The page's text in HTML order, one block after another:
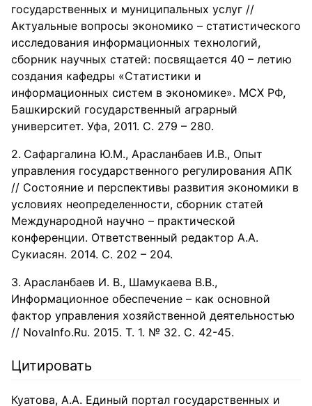
государственных и муниципальных услуг //
Актуальные вопросы экономико – статистического
исследования информационных технологий,
сборник научных статей: посвящается 40 – летию
создания кафедры «Статистики и
информационных систем в экономике». МСХ РФ,
Башкирский государственный аграрный
университет. Уфа, 2011. С. 279 – 280.
Сафаргалина Ю.М., Арасланбаев И.В., Опыт
управления государственного регулирования АПК
// Состояние и перспективы развития экономики в
условиях неопределенности, сборник статей
Международной научно – практической
конференции. Ответственный редактор А.А.
Сукиасян. 2014. С. 202 – 204.
Арасланбаев И. В., Шамукаева В.В.,
Информационное обеспечение – как основной
фактор управления хозяйственной деятельностью
// NovaInfo.Ru. 2015. Т. 1. № 32. С. 42-45.
Цитировать
Куатова, А.А. Единый портал государственных и